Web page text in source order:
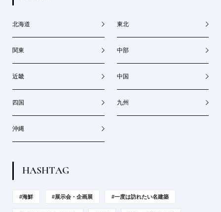
北海道 東北
関東 中部
近畿 中国
四国 九州
沖縄
HASHTAG
#海鮮 #展示会・企画展 #一度は訪れたい名建築